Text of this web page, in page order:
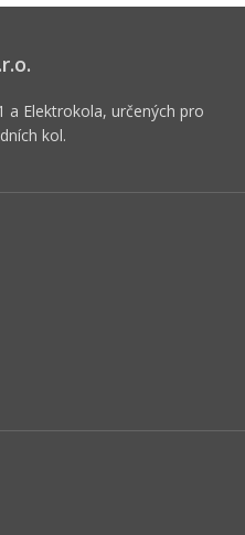
a Elektrokola, určených pro
kol.